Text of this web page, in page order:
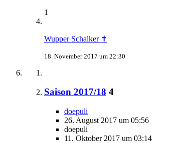
1
Wupper Schalker ✝
18. November 2017 um 22:30
Saison 2017/18 4
doepuli
26. August 2017 um 05:56
doepuli
11. Oktober 2017 um 03:14